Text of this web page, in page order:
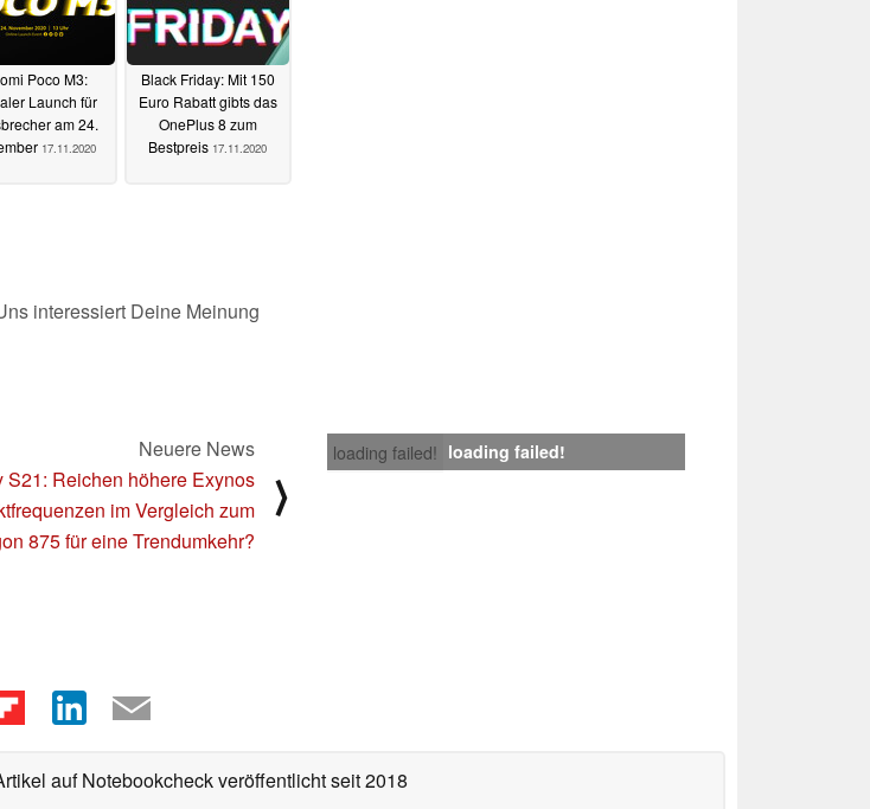
Poco M3:
Launch für
am 24.
17.11.2020
Black Friday: Mit 150
Euro Rabatt gibts das
OnePlus 8 zum
Bestpreis 17.11.2020
interessiert Deine Meinung
loading failed! loading failed!
Neuere News
S21: Reichen höhere Exynos
im Vergleich zum
875 für eine Trendumkehr?
⟩
auf Notebookcheck veröffentlichtseit 2018